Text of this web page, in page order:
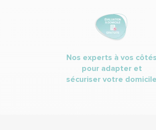
Nos experts à vos côtés
pour adapter et
sécuriser votre domicile